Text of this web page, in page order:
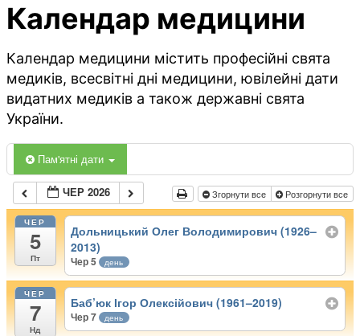
Календар медицини
Календар медицини містить професійні свята
медиків, всесвітні дні медицини, ювілейні дати
видатних медиків а також державні свята
України.
Пам'ятні дати
ЧЕР 2026 Згорнути все Розгорнути все
ЧЕР
5
Пт
Дольницький Олег Володимирович (1926–
2013)
Чер 5 день
ЧЕР
7
Нд
Баб’юк Ігор Олексійович (1961–2019)
Чер 7 день